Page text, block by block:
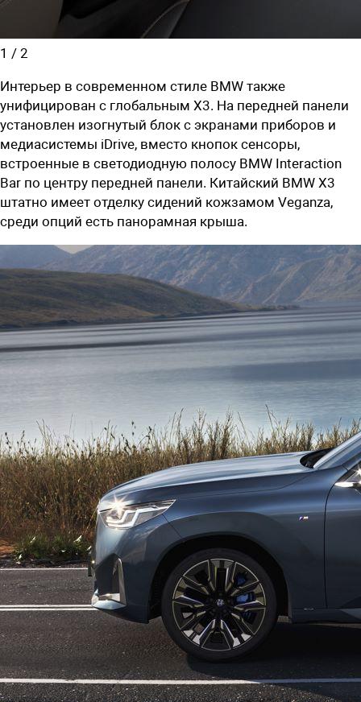
1 / 2
Интерьер в современном стиле BMW также
унифицирован с глобальным X3. На передней панели
установлен изогнутый блок с экранами приборов и
медиасистемы iDrive, вместо кнопок сенсоры,
встроенные в светодиодную полосу BMW Interaction
Bar по центру передней панели. Китайский BMW X3
штатно имеет отделку сидений кожзамом Veganza,
среди опций есть панорамная крыша.